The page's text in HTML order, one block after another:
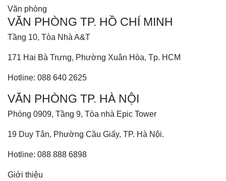
Văn phòng
VĂN PHÒNG TP. HỒ CHÍ MINH
Tầng 10, Tòa Nhà A&T
171 Hai Bà Trưng, Phường Xuân Hòa, Tp. HCM
Hotline: 088 640 2625
VĂN PHÒNG TP. HÀ NỘI
Phòng 0909, Tầng 9, Tòa nhà Epic Tower
19 Duy Tân, Phường Cầu Giấy, TP. Hà Nội.
Hotline: 088 888 6898
Giới thiệu